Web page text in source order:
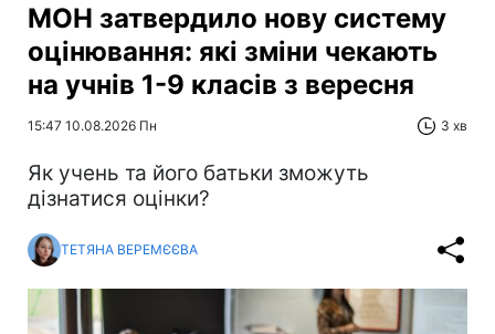
МОН затвердило нову систему
оцінювання: які зміни чекають
на учнів 1-9 класів з вересня
15:47 10.08.2026 Пн 3 хв
Як учень та його батьки зможуть
дізнатися оцінки?
ТЕТЯНА ВЕРЕМЄЄВА